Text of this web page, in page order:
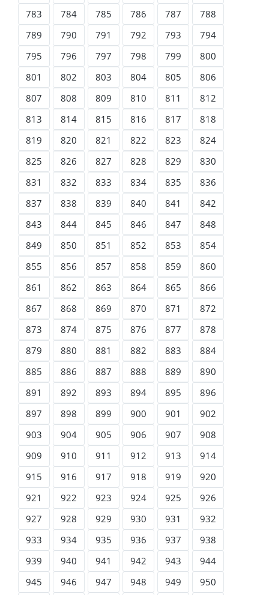
783
784 785 786 787
788
789
790 791 792 793
794
795
796 797 798 799
800
801
802 803 804 805
806
807
808 809 810 811
812
813
814 815 816 817
818
819
820 821 822 823
824
825
826 827 828 829
830
831
832 833 834 835
836
837
838 839 840 841
842
843
844 845 846 847
848
849
850 851 852 853
854
855
856 857 858 859
860
861
862 863 864 865
866
867
868 869 870 871
872
873
874 875 876 877
878
879
880 881 882 883
884
885
886 887 888 889
890
891
892 893 894 895
896
897
898 899 900 901
902
903
904 905 906 907
908
909
910 911 912 913
914
915
916 917 918 919
920
921
922 923 924 925
926
927
928 929 930 931
932
933
934 935 936 937
938
939
940 941 942 943
944
945
946 947 948 949
950